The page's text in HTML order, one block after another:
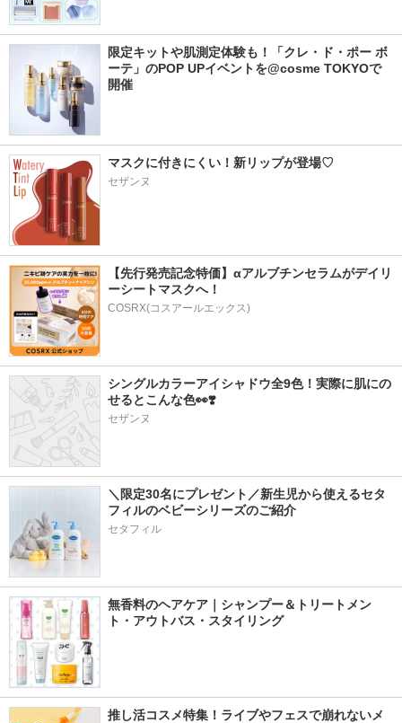
限定キットや肌測定体験も！「クレ・ド・ポー ボ
ーテ」のPOP UPイベントを@cosme TOKYOで
開催
マスクに付きにくい！新リップが登場♡
セザンヌ
【先行発売記念特価】αアルブチンセラムがデイリ
ーシートマスクへ！
COSRX(コスアールエックス)
シングルカラーアイシャドウ全9色！実際に肌にの
せるとこんな色👀❣️
セザンヌ
＼限定30名にプレゼント／新生児から使えるセタ
フィルのベビーシリーズのご紹介
セタフィル
無香料のヘアケア｜シャンプー＆トリートメン
ト・アウトバス・スタイリング
推し活コスメ特集！ライブやフェスで崩れないメ